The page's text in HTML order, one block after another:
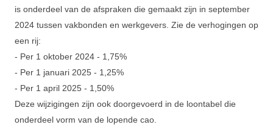
is onderdeel van de afspraken die gemaakt zijn in september
2024 tussen vakbonden en werkgevers. Zie de verhogingen op
een rij:
- Per 1 oktober 2024 - 1,75%
- Per 1 januari 2025 - 1,25%
- Per 1 april 2025 - 1,50%
Deze wijzigingen zijn ook doorgevoerd in de loontabel die
onderdeel vorm van de lopende cao.